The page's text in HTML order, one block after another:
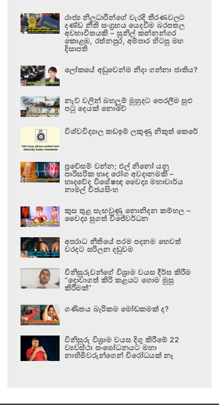
රාජ්‍ය නිලධාරීන්ගේ වැරදි තීරණවලට
දණ්ඩ නීති සංග්‍රහය යෙදවීම බරපතල
අවභාවිතයකි – සුනිල් කන්නන්ගර
කොළඹ, රත්නපුර, අම්පාර හිටපු මහ
දිසාපති
ලෝකයේ අඩුවෙන්ම නිදා ගන්නා ජාතිය?
නැව් වලින් බහලුම් මුහුදට පෙරලීම සුළු
පටු දෙයක් නොවේ
විශ්වවිද්‍යාල කඩඉම් ලකුණු නිකුත් කෙරේ
ප්‍රවේසම් වන්න; එල් නිනෝ යනු
පාරිසරික හෘද රෝග අවදානමකි –
හෘදවේද විශේෂඥ වෛද්‍ය මහාචාර්ය
නාමල් විජයසිංහ
කුස තුළ සැඟවුණු නොනිදන කම්හල –
වෛද්‍ය සුගත් විජේවර්ධන
අපරාධ නීතියේ පරම පදනම හෙවත්
වරදට සරිලන දඬුවම
විනිසුරුවන්ගේ විශ්‍රාම වයස දීර්ඝ කිරීම
“දොවාගත් කිරි කළයට ගොම මුසු
කිරීමක්”
ගණිතය බැරිකම මෝඩකමක් ද?
විනිසුරු විශ්‍රාම වයස දිගු කිරීමේ 22
ව්‍යවස්ථා සංශෝධනයට මහා
නාහිමිවරුන්ගෙන් විරෝධයක් නෑ